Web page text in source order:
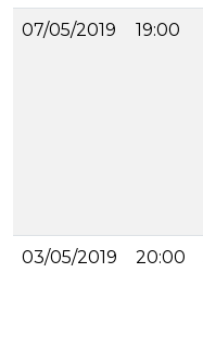
07/05/2019 19:00
03/05/2019 20:00